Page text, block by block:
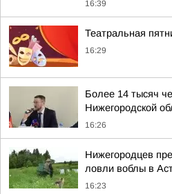
16:39
Театральная
16:29
Более 14 тысяч
Нижегородской
16:26
Нижегородцев
ловли воблы в
16:23